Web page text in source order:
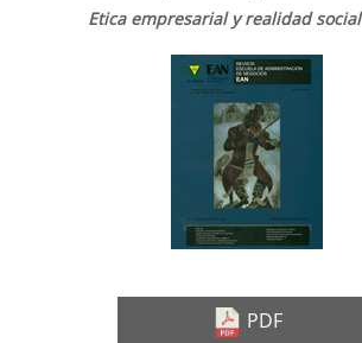
Etica empresarial y realidad social
Barra
artículo
PDF